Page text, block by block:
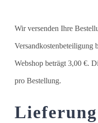
Wir versenden Ihre
Versandkostenbeteiligung
Webshop beträgt 3,00 €.
pro Bestellung.